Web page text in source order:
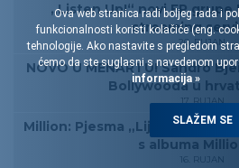
„Listen Up!“ novi EP grupe
streaming
20. RUJAN
NOVO U MENARTU! Sandro
Bollywooda u
17. RUJAN
Million: Pjesma „Lijepe dame“
s albuma
16. RUJAN
Ova web stranica radi boljeg rada i
funkcionalnosti koristi kolačiće (eng.
tehnologije. Ako nastavite s pregledom
ćemo da ste suglasni s navedenom
informacija »
SLAŽEM SE